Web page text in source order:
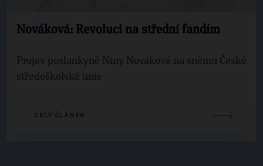
Nováková: Revoluci na střední fandím
Projev poslankyně Niny Novákové na sněmu České
středoškolské unie
CELÝ ČLÁNEK